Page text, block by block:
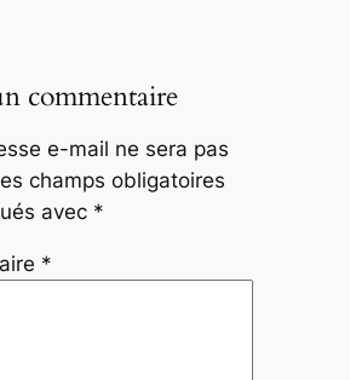
commentaire
e-mail ne sera pas
champs obligatoires
avec *
*